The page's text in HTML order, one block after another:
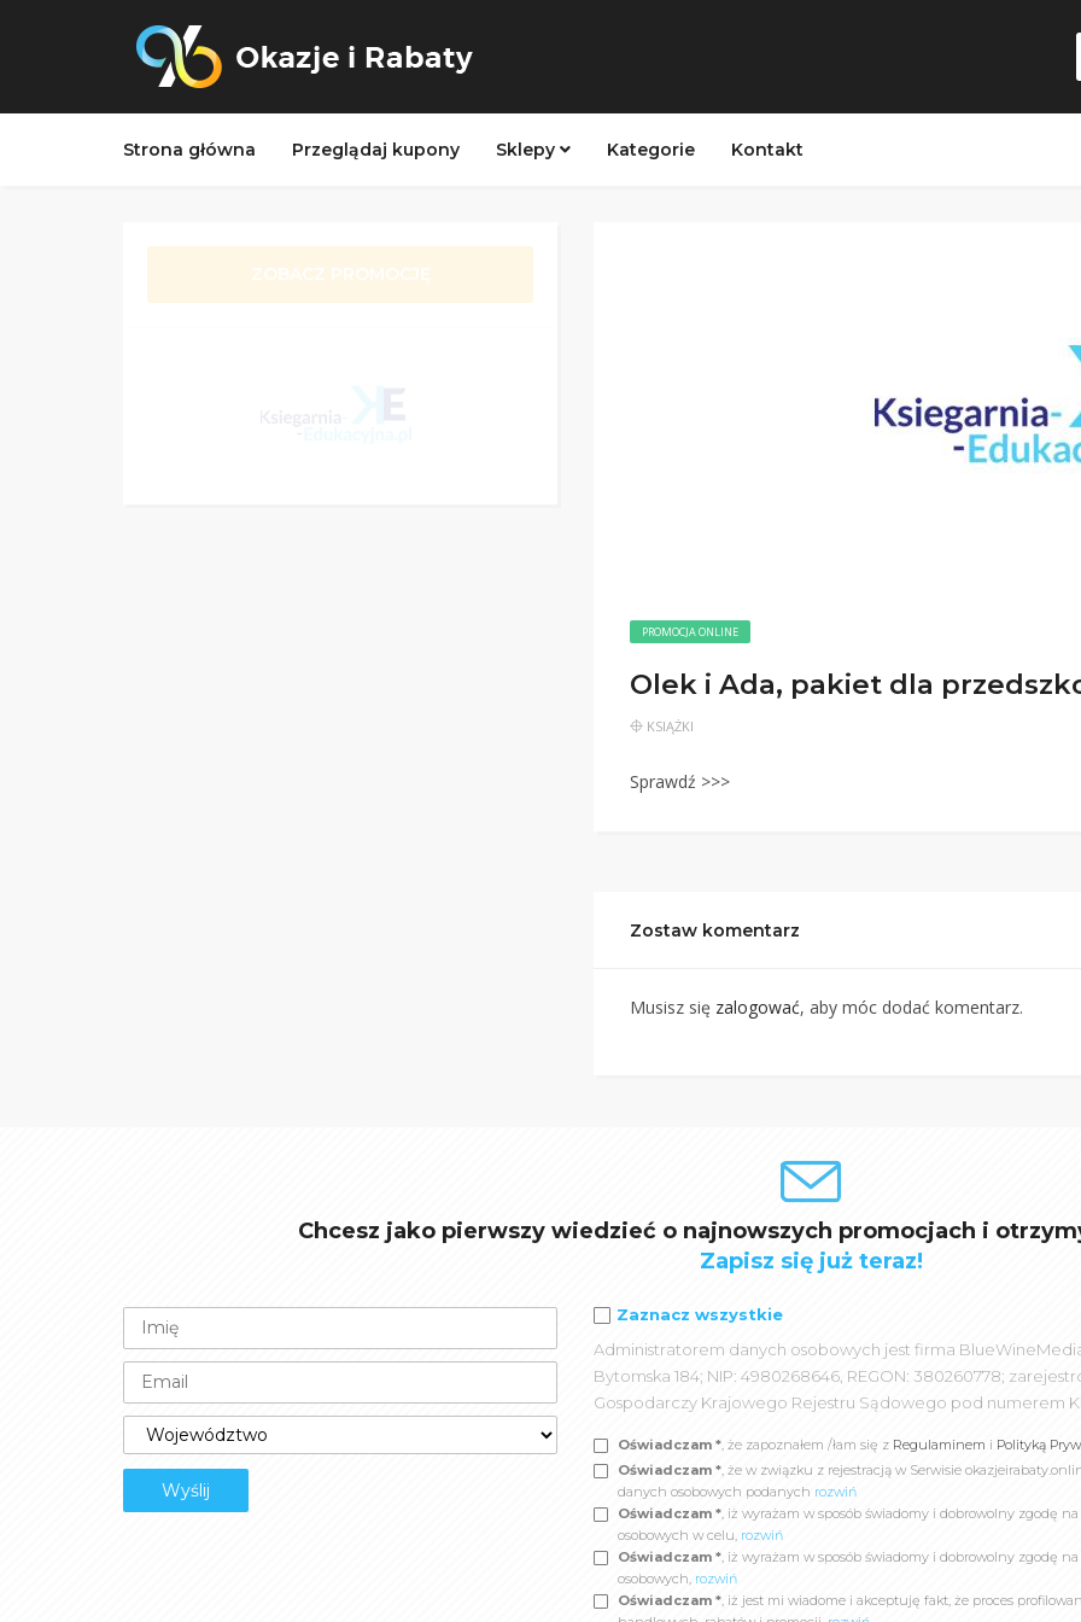
Strona główna Przeglądaj kupony Sklepy Kategorie Kontakt
ZOBACZ PROMOCJĘ
PROMOCJA ONLINE
Olek i Ada, pakiet dla
KSIĄŻKI
Sprawdź >>>
Zostaw komentarz
Musisz się zalogować, aby móc dodać komentarz.
Chcesz jako pierwszy wiedzieć o najnowszych promocjach i
Zapisz się już teraz!
Zaznacz wszystkie
Administratorem danych osobowych jest firma BlueWineMedia
Bytomska 184; NIP: 4980268646, REGON: 380260778;
Gospodarczy Krajowego Rejestru Sądowego pod numerem
Oświadczam *, że zapoznałem /łam się z Regulaminem i Polityką
Oświadczam *, że w związku z rejestracją w Serwisie
danych osobowych podanych rozwiń
Oświadczam *, iż wyrażam w sposób świadomy i dobrowolny zgodę
osobowych w celu, rozwiń
Oświadczam *, iż wyrażam w sposób świadomy i dobrowolny zgodę
osobowych, rozwiń
Oświadczam *, iż jest mi wiadome i akceptuję fakt, że proces